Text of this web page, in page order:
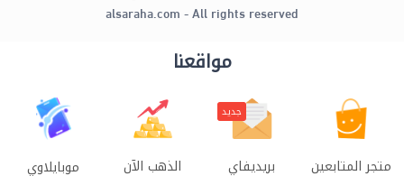
alsaraha.com - All rights reserved